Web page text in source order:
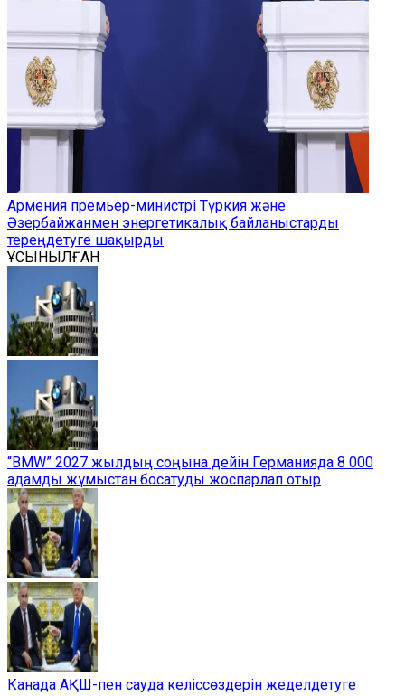
Армения премьер-министрі Түркия және
Әзербайжанмен энергетикалық байланыстарды
тереңдетуге шақырды
ҰСЫНЫЛҒАН
“BMW” 2027 жылдың соңына дейін Германияда 8 000
адамды жұмыстан босатуды жоспарлап отыр
Канада АҚШ-пен сауда келіссөздерін жеделдетуге